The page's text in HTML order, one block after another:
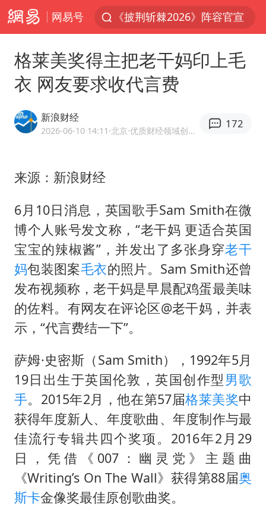
网易号
《披荆斩棘2026》阵容官宣
2025年小学教师减少13.19万
上门女婿出轨女邻居多年被判重婚罪
笔试第一被劝弃考涉事副校长被撤职
构建更高水平的全民健身公共服务体系
挡“张雪机车”民进党当局怕什么
香港高温刷新历史纪录
灌溉水坝被隔成鱼塘 村民投诉20余年
中国第1高楼阻尼器摆动明显
奋力开创中国式现代化建设新局面
格莱美奖得主把老干妈印上毛
衣 网友要求收代言费
新浪财经
2026-06-10 14:11 ·北京 ·优质财经领域创作者
172
来源：新浪财经
6月10日消息，英国歌手Sam Smith在微
博个人账号发文称，“老干妈 更适合英国
宝宝的辣椒酱”，并发出了多张身穿老干
妈包装图案毛衣的照片。Sam Smith还曾
发布视频称，老干妈是早晨配鸡蛋最美味
的佐料。有网友在评论区@老干妈，并表
示，“代言费结一下”。
萨姆·史密斯（Sam Smith），1992年5月
19日出生于英国伦敦，英国创作型 男歌
手。2015年2月，他在第57届格莱美奖中
获得年度新人、年度歌曲、年度制作与最
佳流行专辑共四个奖项。2016年2月29
日，凭借《007：幽灵党》主题曲
《Writing’s On The Wall》获得第88届奥
斯卡金像奖最佳原创歌曲奖。